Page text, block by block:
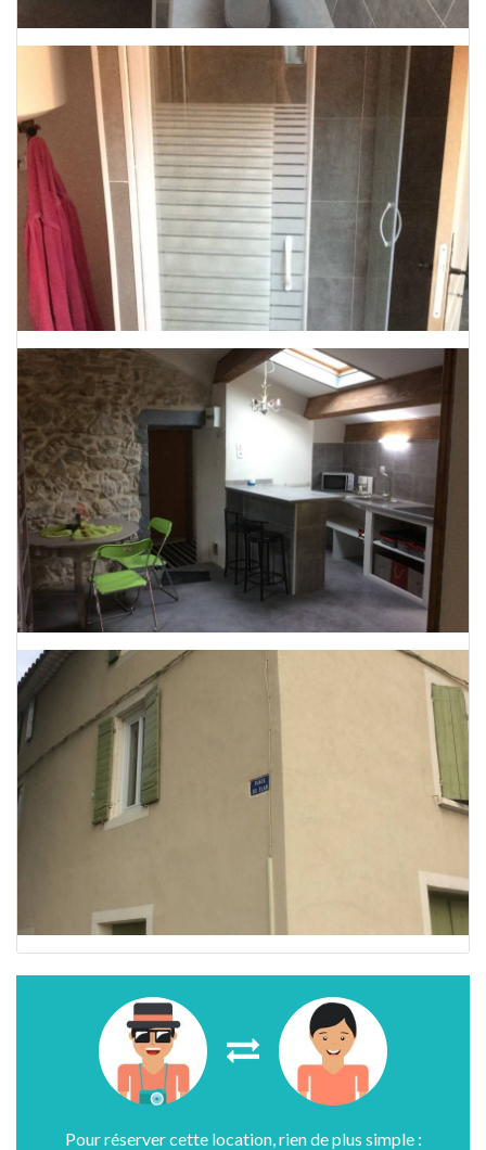
Pour réserver cette location, rien de plus simple :